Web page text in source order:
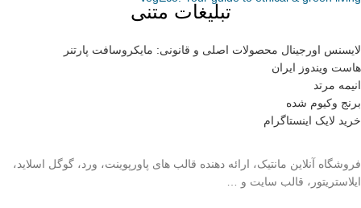
تبلیغات متنی
لایسنس اورجینال محصولات اصلی و قانونی: مایکروسافت پارتنر
هاست ویندوز ایران
انیمه مرتد
برنج وکیوم شده
خرید لایک اینستاگرام
فروشگاه آنلاین مانتیک، ارائه دهنده قالب های پاورپوینت، ورد، گوگل اسلاید،
ایلاستریتور، قالب سایت و …